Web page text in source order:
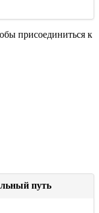
присоединиться к
путь